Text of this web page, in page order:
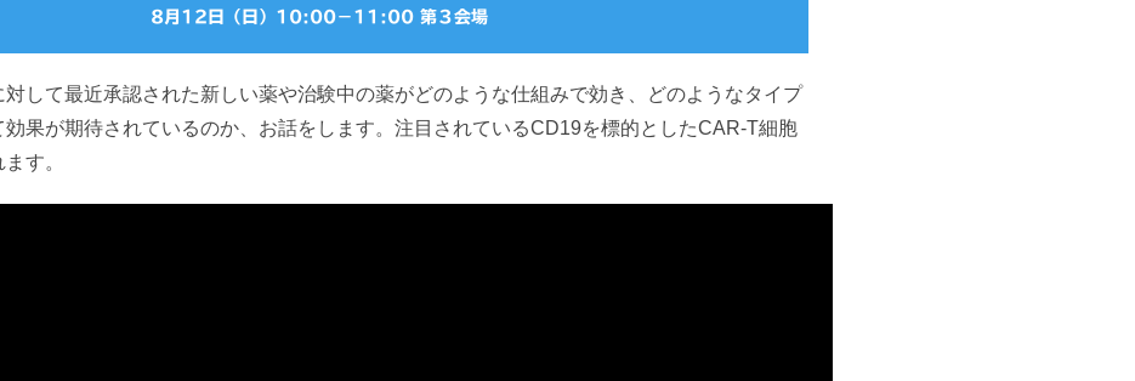
8月12日（日） 10:00− 11:00 第３会場
対して最近承認された新しい薬や治験中の薬がどのような仕組みで効き、どのようなタイプ
果が期待されているのか、お話をします。注目されているCD19を標的としたCAR-T細胞
す。